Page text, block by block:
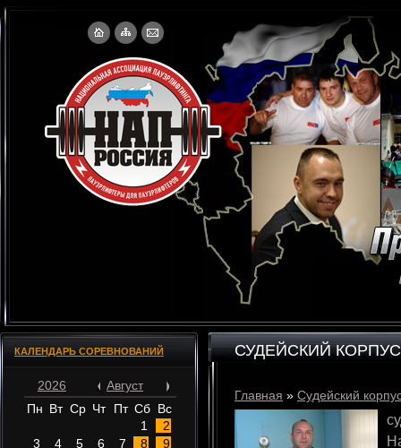
КАЛЕНДАРЬ СОРЕВНОВАНИЙ
2026
Август
Пн Вт Ср Чт Пт Сб Вс
1
2
3
4 5 6 7 8
9
СУДЕЙСКИЙ КОРПУС
Главная » Судейский